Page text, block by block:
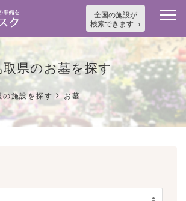
全国の施設が
検索できます
取県のお墓を探す
の施設を探す > お墓